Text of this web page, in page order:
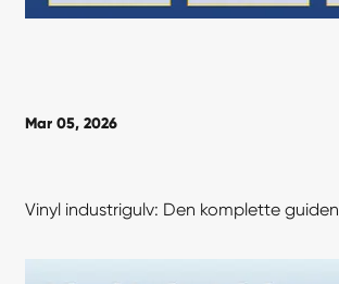
Mar 05, 2026
Vinyl industrigulv: Den komplette guiden